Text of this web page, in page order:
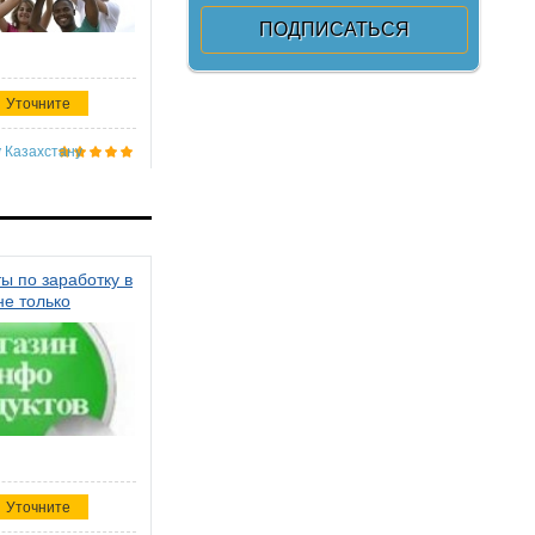
Уточните
Казахстану
по заработку в
только
Уточните